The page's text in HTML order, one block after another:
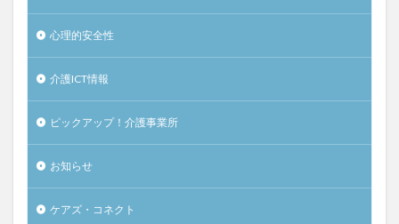
心理的安全性
介護ICT情報
ピックアップ！介護事業所
お知らせ
ケアズ・コネクト